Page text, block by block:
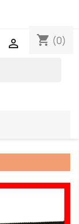
shopping_cart (0)
